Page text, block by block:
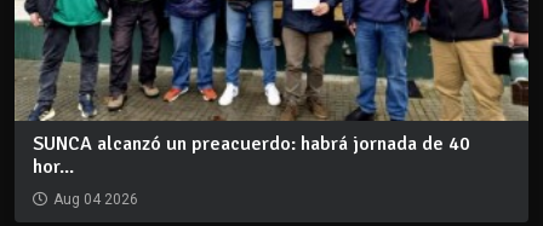
SUNCA alcanzó un preacuerdo: habrá jornada de 40
hor...
Aug 04 2026